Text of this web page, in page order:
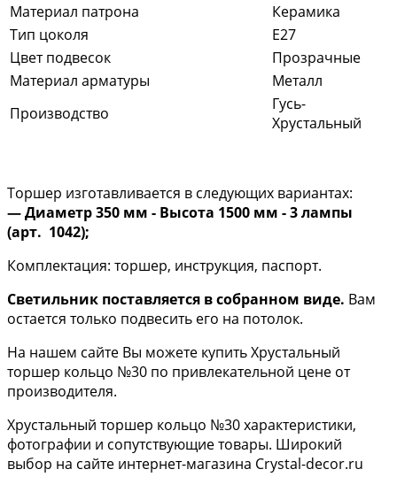
Материал патрона
Керамика
Тип цоколя
E27
Цвет подвесок
Прозрачные
Материал арматуры
Металл
Производство
Гусь-
Хрустальный
Торшер изготавливается в следующих вариантах:
— Диаметр 350 мм - Высота 1500 мм - 3 лампы
(арт. 1042);
Комплектация: торшер, инструкция, паспорт.
Светильник поставляется в собранном виде. Вам
остается только подвесить его на потолок.
На нашем сайте Вы можете купить Хрустальный
торшер кольцо №30 по привлекательной цене от
производителя.
Хрустальный торшер кольцо №30 характеристики,
фотографии и сопутствующие товары. Широкий
выбор на сайте интернет-магазина Crystal-decor.ru